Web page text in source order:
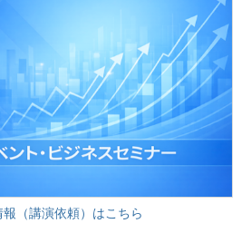
（講演依頼）はこちら